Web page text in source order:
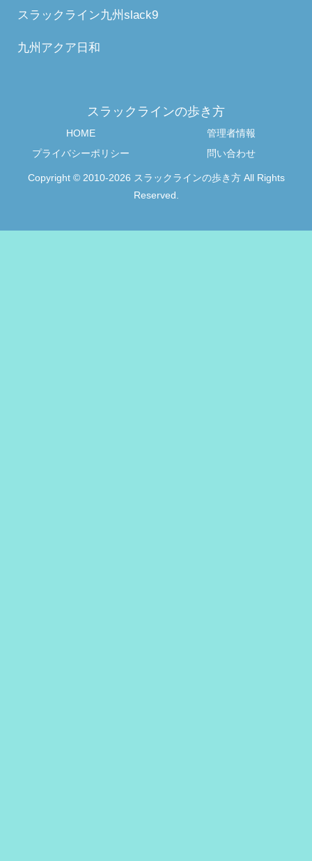
スラックライン九州slack9
九州アクア日和
スラックラインの歩き方
HOME
管理者情報
プライバシーポリシー
問い合わせ
Copyright © 2010-2026 スラックラインの歩き方 All Rights
Reserved.